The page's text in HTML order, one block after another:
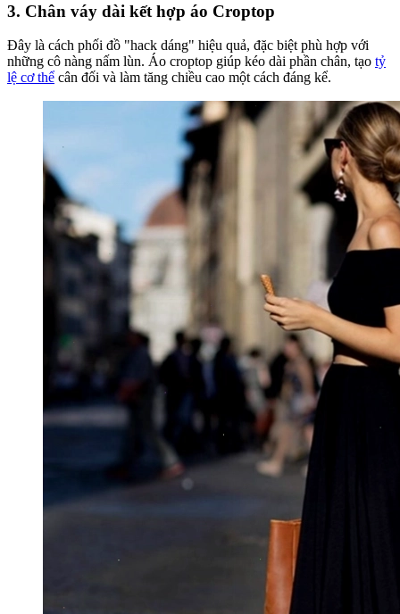
3. Chân váy dài kết hợp áo Croptop
Đây là cách phối đồ "hack dáng" hiệu quả, đặc biệt phù hợp với
những cô nàng nấm lùn. Áo croptop giúp kéo dài phần chân, tạo tỷ
lệ cơ thể cân đối và làm tăng chiều cao một cách đáng kể.